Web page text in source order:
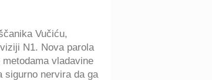
Vučiću,
N1. Nova parola
vladavine
sigurno nervira da ga